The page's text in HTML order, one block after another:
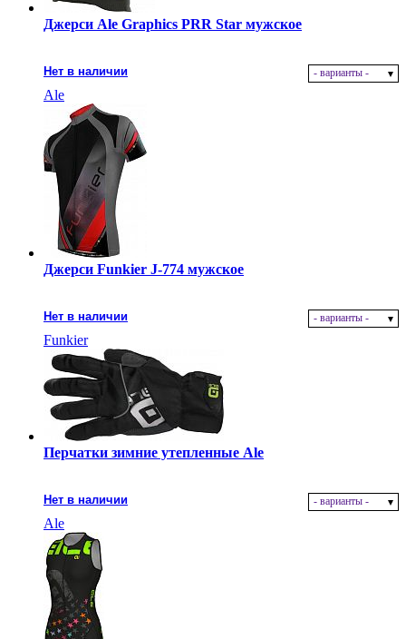
Джерси Ale Graphics PRR Star мужское
Нет в наличии - варианты -
Ale
Джерси Funkier J-774 мужское
Нет в наличии - варианты -
Funkier
Перчатки зимние утепленные Ale
Нет в наличии - варианты -
Ale